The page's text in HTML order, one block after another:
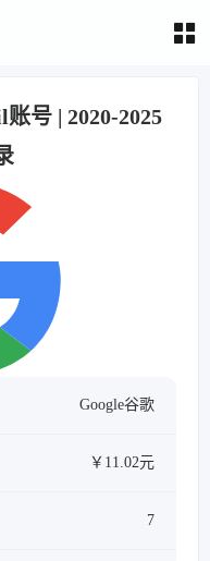
号 | 2020-2025
Google谷歌
￥11.02元
7